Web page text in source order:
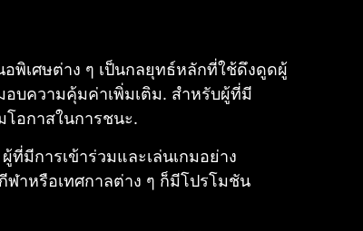
พิเศษต่าง ๆ เป็นกลยุทธ์หลักที่ใช้ดึงดูดผู้
อบความคุ้มค่าเพิ่มเติม. สำหรับผู้ที่มี
โอกาสในการชนะ.
ที่มีการเข้าร่วมและเล่นเกมอย่าง
าหรือเทศกาลต่าง ๆ ก็มีโปรโมชัน